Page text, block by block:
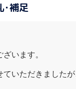
･補足
います。
いただきました